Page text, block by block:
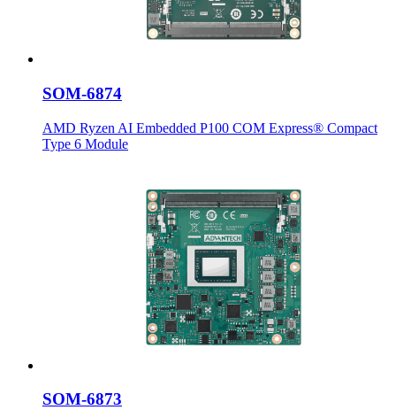
SOM-6874
AMD Ryzen AI Embedded P100 COM Express® Compact
Type 6 Module
SOM-6873